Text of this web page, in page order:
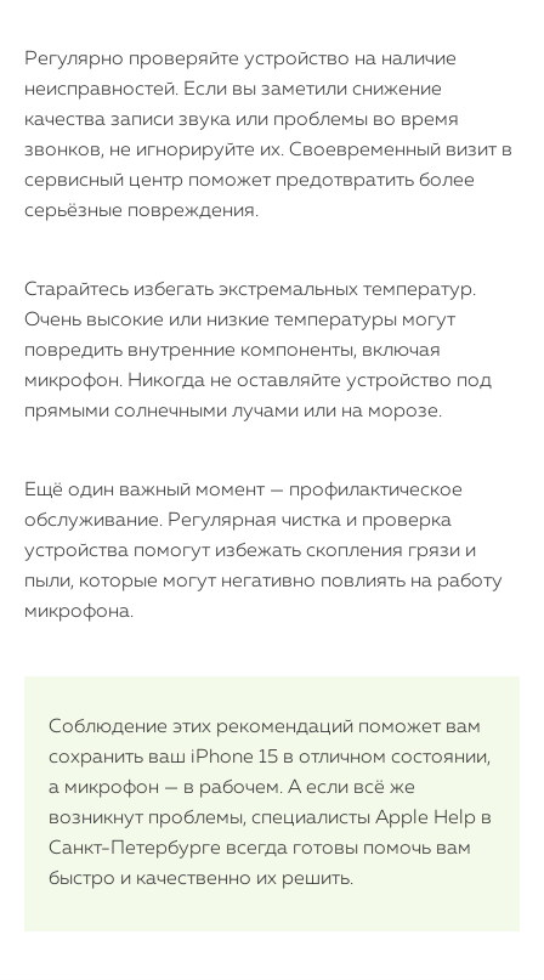
Регулярно проверяйте устройство на наличие
неисправностей. Если вы заметили снижение
качества записи звука или проблемы во время
звонков, не игнорируйте их. Своевременный визит в
сервисный центр поможет предотвратить более
серьёзные повреждения.
Старайтесь избегать экстремальных температур.
Очень высокие или низкие температуры могут
повредить внутренние компоненты, включая
микрофон. Никогда не оставляйте устройство под
прямыми солнечными лучами или на морозе.
Ещё один важный момент — профилактическое
обслуживание. Регулярная чистка и проверка
устройства помогут избежать скопления грязи и
пыли, которые могут негативно повлиять на работу
микрофона.
Соблюдение этих рекомендаций поможет вам
сохранить ваш iPhone 15 в отличном состоянии,
а микрофон — в рабочем. А если всё же
возникнут проблемы, специалисты Apple Help в
Санкт-Петербурге всегда готовы помочь вам
быстро и качественно их решить.